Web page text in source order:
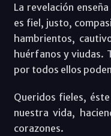
La revelación
es fiel, justo,
hambrientos,
huérfanos y viudas.
por todos ellos
Queridos fieles,
nuestra vida,
corazones.